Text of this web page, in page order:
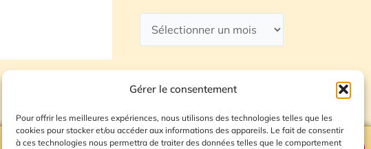
Gérer le consentement
Pour offrir les meilleures expériences, nous utilisons des technologies telles que les
cookies pour stocker et/ou accéder aux informations des appareils. Le fait de consentir
à ces technologies nous permettra de traiter des données telles que le comportement